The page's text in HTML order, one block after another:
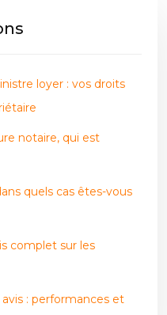
loyer : vos droits
notaire, qui est
quels cas êtes-vous
complet sur les
: performances et